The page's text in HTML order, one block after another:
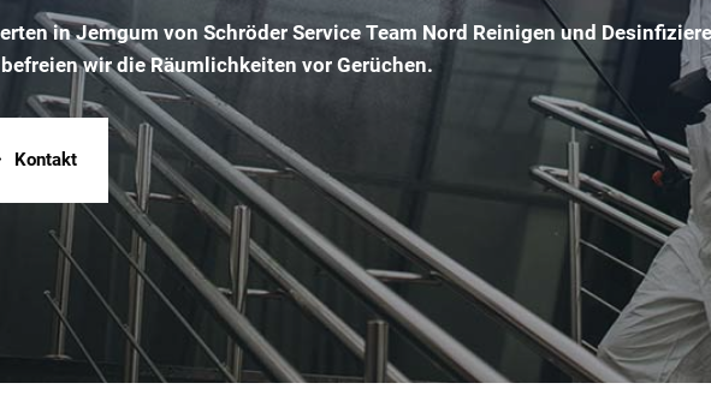
in Jemgum von Schröder Service Team Nord Reinigen und
wir die Räumlichkeiten vor Gerüchen.
Kontakt